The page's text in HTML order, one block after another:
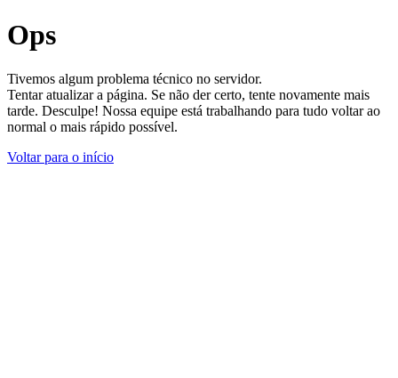
Ops
Tivemos algum problema técnico no servidor.
Tentar atualizar a página. Se não der certo, tente novamente mais
tarde. Desculpe! Nossa equipe está trabalhando para tudo voltar ao
normal o mais rápido possível.
Voltar para o início